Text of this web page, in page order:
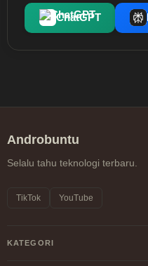
ChatGPT
Androbuntu
Selalu tahu teknologi terbaru.
TikTok YouTube
KATEGORI